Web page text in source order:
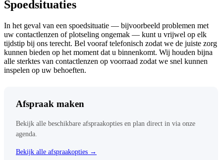
Spoedsituaties
In het geval van een spoedsituatie — bijvoorbeeld problemen met
uw contactlenzen of plotseling ongemak — kunt u vrijwel op elk
tijdstip bij ons terecht. Bel vooraf telefonisch zodat we de juiste zorg
kunnen bieden op het moment dat u binnenkomt. Wij houden bijna
alle sterktes van contactlenzen op voorraad zodat we snel kunnen
inspelen op uw behoeften.
Afspraak maken
Bekijk alle beschikbare afspraakopties en plan direct in via onze
agenda.
Bekijk alle afspraakopties →